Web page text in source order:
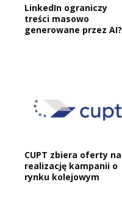
LinkedIn ograniczy
treści masowo
generowane przez AI?
CUPT zbiera oferty na
realizację kampanii o
rynku kolejowym